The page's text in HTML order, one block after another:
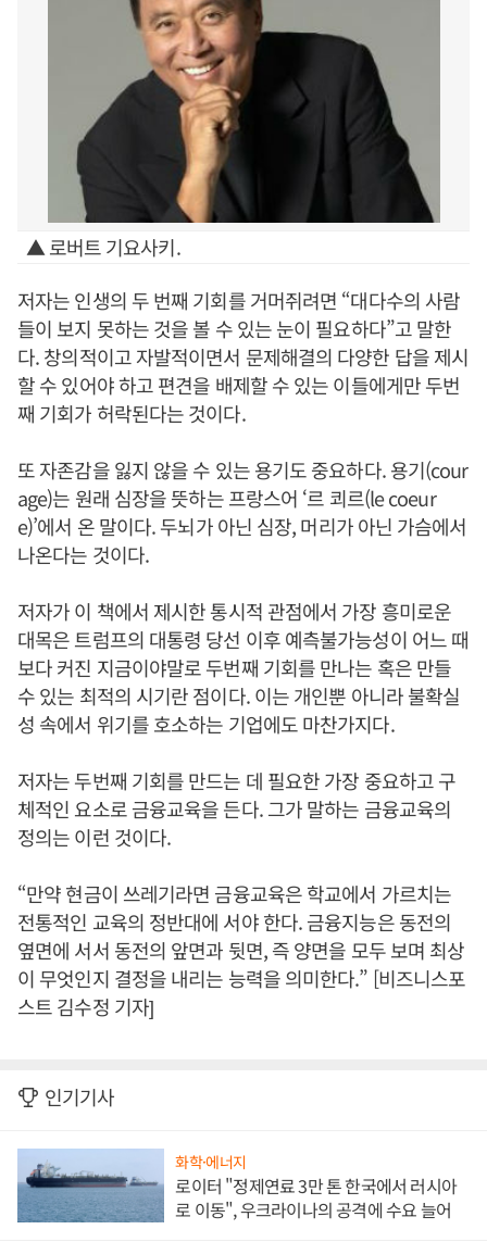
▲ 로버트 기요사키.
저자는 인생의 두 번째 기회를 거머쥐려면 “대다수의 사람
들이 보지 못하는 것을 볼 수 있는 눈이 필요하다”고 말한
다. 창의적이고 자발적이면서 문제해결의 다양한 답을 제시
할 수 있어야 하고 편견을 배제할 수 있는 이들에게만 두번
째 기회가 허락된다는 것이다.
또 자존감을 잃지 않을 수 있는 용기도 중요하다. 용기(cour
age)는 원래 심장을 뜻하는 프랑스어 ‘르 쾨르(le coeur
e)’에서 온 말이다. 두뇌가 아닌 심장, 머리가 아닌 가슴에서
나온다는 것이다.
저자가 이 책에서 제시한 통시적 관점에서 가장 흥미로운
대목은 트럼프의 대통령 당선 이후 예측불가능성이 어느 때
보다 커진 지금이야말로 두번째 기회를 만나는 혹은 만들
수 있는 최적의 시기란 점이다. 이는 개인뿐 아니라 불확실
성 속에서 위기를 호소하는 기업에도 마찬가지다.
저자는 두번째 기회를 만드는 데 필요한 가장 중요하고 구
체적인 요소로 금융교육을 든다. 그가 말하는 금융교육의
정의는 이런 것이다.
“만약 현금이 쓰레기라면 금융교육은 학교에서 가르치는
전통적인 교육의 정반대에 서야 한다. 금융지능은 동전의
옆면에 서서 동전의 앞면과 뒷면, 즉 양면을 모두 보며 최상
이 무엇인지 결정을 내리는 능력을 의미한다.” [비즈니스포
스트 김수정 기자]
인기기사
화학·에너지
로이터 "정제연료 3만 톤 한국에서 러시아
로 이동", 우크라이나의 공격에 수요 늘어